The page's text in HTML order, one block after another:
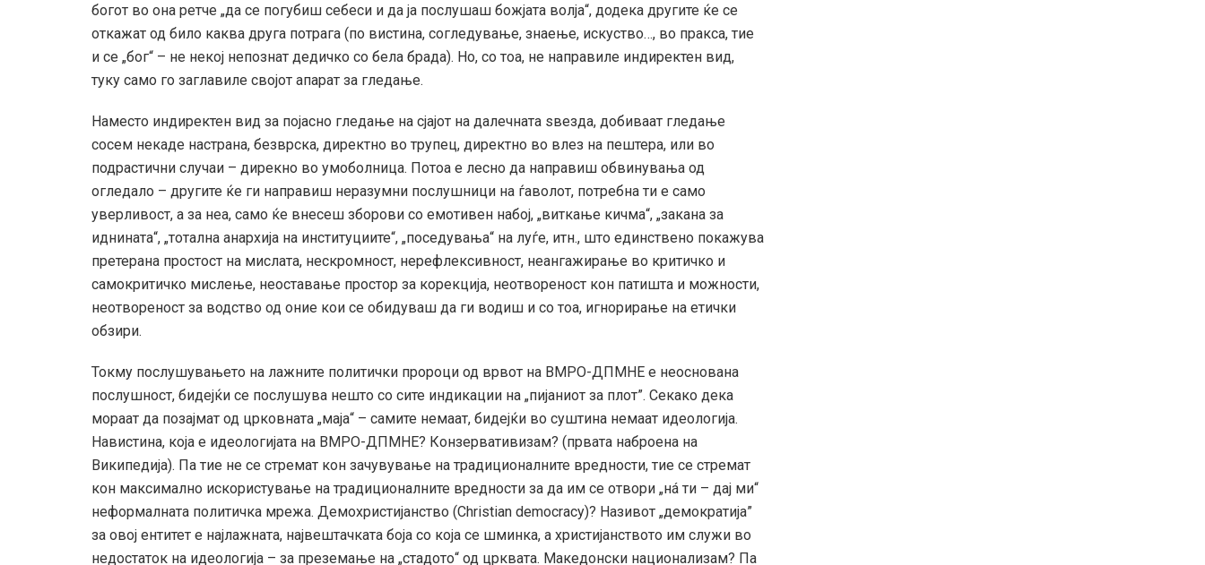
богот во она ретче „да се погубиш себеси и да ја послушаш божјата волја“, додека другите ќе се
откажат од било каква друга потрага (по вистина, согледување, знаење, искуство…, во пракса, тие
и се „бог“ – не некој непознат дедичко со бела брада). Но, со тоа, не направиле индиректен вид,
туку само го заглавиле својот апарат за гледање.
Наместо индиректен вид за појасно гледање на сјајот на далечната ѕвезда, добиваат гледање
сосем некаде настрана, безврска, директно во трупец, директно во влез на пештера, или во
подрастични случаи – дирекно во умоболница. Потоа е лесно да направиш обвинувања од
огледало – другите ќе ги направиш неразумни послушници на ѓаволот, потребна ти е само
уверливост, а за неа, само ќе внесеш зборови со емотивен набој, „виткање кичма“, „закана за
иднината“, „тотална анархија на институциите“, „поседувања“ на луѓе, итн., што единствено покажува
претерана простост на мислата, нескромност, нерефлексивност, неангажирање во критичко и
самокритичко мислење, неоставање простор за корекција, неотвореност кон патишта и можности,
неотвореност за водство од оние кои се обидуваш да ги водиш и со тоа, игнорирање на етички
обзири.
Токму послушувањето на лажните политички пророци од врвот на ВМРО-ДПМНЕ е неоснована
послушност, бидејќи се послушува нешто со сите индикации на „пијаниот за плот”. Секако дека
мораат да позајмат од црковната „маја“ – самите немаат, бидејќи во суштина немаат идеологија.
Навистина, која е идеологијата на ВМРО-ДПМНЕ? Конзервативизам? (првата наброена на
Википедија). Па тие не се стремат кон зачувување на традиционалните вредности, тие се стремат
кон максимално искористување на традиционалните вредности за да им се отвори „нá ти – дај ми“
неформалната политичка мрежа. Демохристијанство (Christian democracy)? Називот „демократија”
за овој ентитет е најлажната, највештачката боја со која се шминка, а христијанството им служи во
недостаток на идеологија – за преземање на „стадото“ од црквата. Македонски национализам? Па